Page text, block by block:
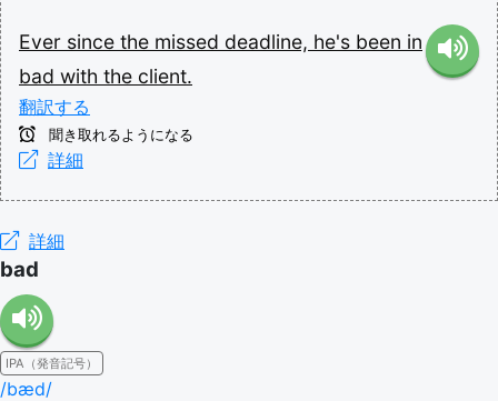
Ever since the missed deadline, he's been in
bad with the client.
翻訳する
聞き取れるようになる
詳細
詳細
bad
IPA（発音記号）
/bæd/